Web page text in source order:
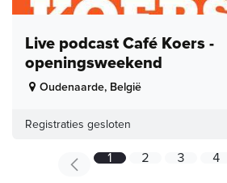
Live podcast Café Koers -
openingsweekend
Oudenaarde, België
Registraties gesloten
1 2 3 4